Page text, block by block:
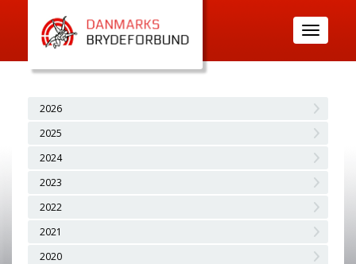
Toggle
navigation
2026
2025
2024
2023
2022
2021
2020